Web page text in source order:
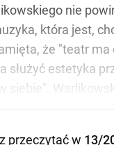
nie
która jest,
że "teatr
służyć estetyka
siebie".
przeczytać w 13/